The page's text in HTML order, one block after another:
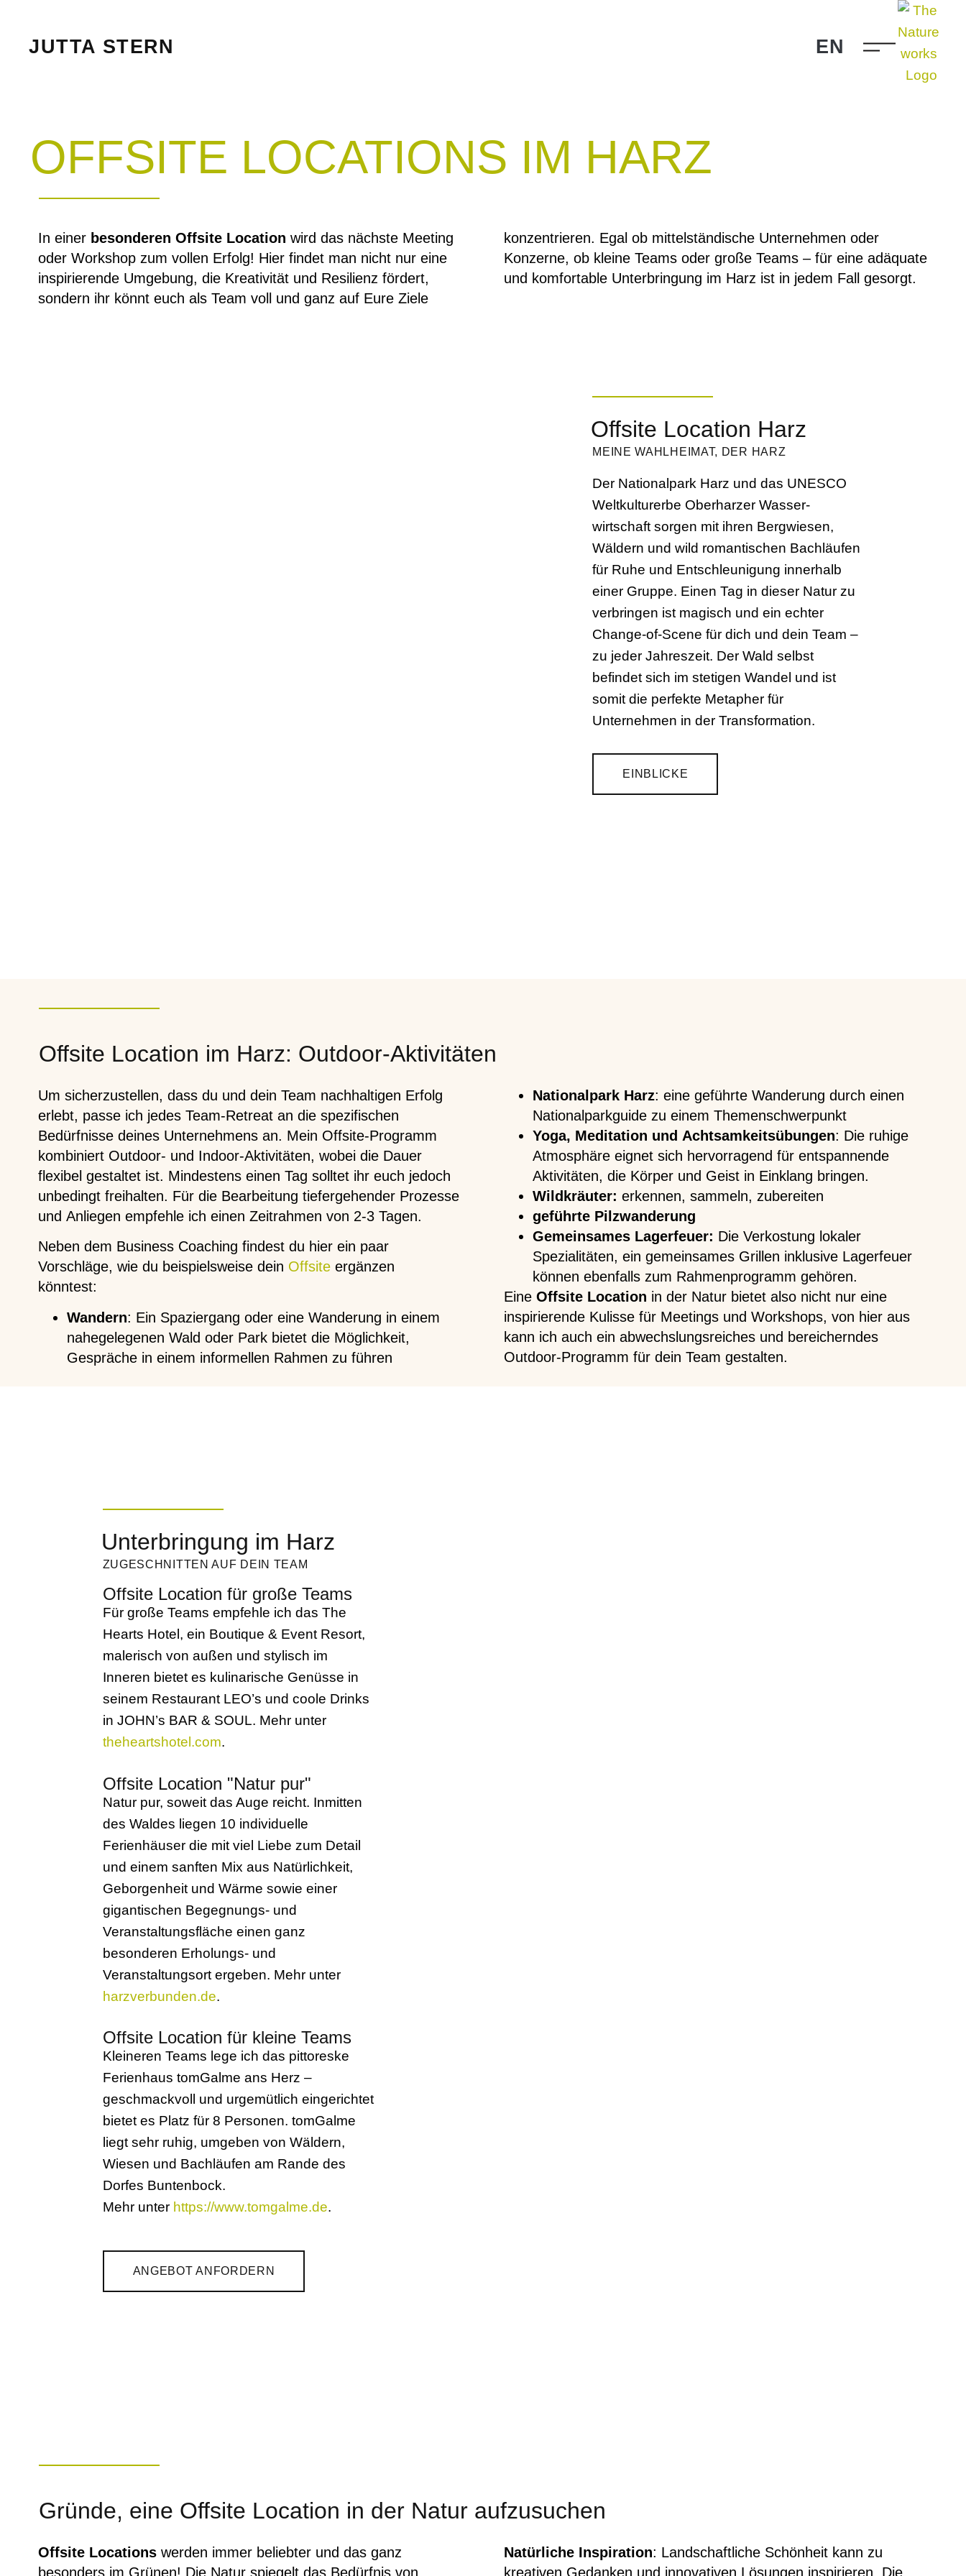
JUTTA STERN EN
OFFSITE LOCATIONS IM HARZ
In einer besonderen Offsite Location wird das nächste Meeting
oder Workshop zum vollen Erfolg! Hier findet man nicht nur eine
inspirierende Umgebung, die Kreativität und Resilienz fördert,
sondern ihr könnt euch als Team voll und ganz auf Eure Ziele
konzentrieren. Egal ob mittelständische Unternehmen oder
Konzerne, ob kleine Teams oder große Teams – für eine adäquate
und komfortable Unterbringung im Harz ist in jedem Fall gesorgt.
Offsite Location Harz
MEINE WAHLHEIMAT, DER HARZ
Der Nationalpark Harz und das UNESCO
Weltkulturerbe Oberharzer Wasser­
wirtschaft sorgen mit ihren Bergwiesen,
Wäldern und wild romantischen Bachläufen
für Ruhe und Entschleunigung innerhalb
einer Gruppe. Einen Tag in dieser Natur zu
verbringen ist magisch und ein echter
Change-of-Scene für dich und dein Team –
zu jeder Jahreszeit. Der Wald selbst
befindet sich im stetigen Wandel und ist
somit die perfekte Metapher für
Unternehmen in der Transformation.
EINBLICKE
Offsite Location im Harz: Outdoor-Aktivitäten
Um sicherzustellen, dass du und dein Team nachhaltigen Erfolg
erlebt, passe ich jedes Team-Retreat an die spezifischen
Bedürfnisse deines Unternehmens an. Mein Offsite-Programm
kombiniert Outdoor- und Indoor-Aktivitäten, wobei die Dauer
flexibel gestaltet ist. Mindestens einen Tag solltet ihr euch jedoch
unbedingt freihalten. Für die Bearbeitung tiefergehender Prozesse
und Anliegen empfehle ich einen Zeitrahmen von 2-3 Tagen.
Neben dem Business Coaching findest du hier ein paar
Vorschläge, wie du beispielsweise dein Offsiteergänzen
könntest:
Wandern: Ein Spaziergang oder eine Wanderung in einem
nahegelegenen Wald oder Park bietet die Möglichkeit,
Gespräche in einem informellen Rahmen zu führen
Nationalpark Harz: eine geführte Wanderung durch einen
Nationalparkguide zu einem Themenschwerpunkt
Yoga, Meditation und Achtsamkeitsübungen: Die ruhige
Atmosphäre eignet sich hervorragend für entspannende
Aktivitäten, die Körper und Geist in Einklang bringen.
Wildkräuter: erkennen, sammeln, zubereiten
geführte Pilzwanderung
Gemeinsames Lagerfeuer: Die Verkostung lokaler
Spezialitäten, ein gemeinsames Grillen inklusive Lagerfeuer
können ebenfalls zum Rahmenprogramm gehören.
Eine Offsite Location in der Natur bietet also nicht nur eine
inspirierende Kulisse für Meetings und Workshops, von hier aus
kann ich auch ein abwechslungsreiches und bereicherndes
Outdoor-Programm für dein Team gestalten.
Unterbringung im Harz
ZUGESCHNITTEN AUF DEIN TEAM
Offsite Location für große Teams
Für große Teams empfehle ich das The
Hearts Hotel, ein Boutique & Event Resort,
malerisch von außen und stylisch im
Inneren bietet es kulinarische Genüsse in
seinem Restaurant LEO’s und coole Drinks
in JOHN’s BAR & SOUL. Mehr unter
theheartshotel.com.
Offsite Location "Natur pur"
Natur pur, soweit das Auge reicht. Inmitten
des Waldes liegen 10 individuelle
Ferienhäuser die mit viel Liebe zum Detail
und einem sanften Mix aus Natürlichkeit,
Geborgenheit und Wärme sowie einer
gigantischen Begegnungs- und
Veranstaltungsfläche einen ganz
besonderen Erholungs- und
Veranstaltungsort ergeben. Mehr unter
harzverbunden.de.
Offsite Location für kleine Teams
Kleineren Teams lege ich das pittoreske
Ferienhaus tomGalme ans Herz –
geschmackvoll und urgemütlich eingerichtet
bietet es Platz für 8 Personen. tomGalme
liegt sehr ruhig, umgeben von Wäldern,
Wiesen und Bachläufen am Rande des
Dorfes Buntenbock.
Mehr unter https://www.tomgalme.de.
ANGEBOT ANFORDERN
Gründe, eine Offsite Location in der Natur aufzusuchen
Offsite Locationswerden immer beliebter und das ganz
besonders im Grünen! Die Natur spiegelt das Bedürfnis von
Natürliche Inspiration: Landschaftliche Schönheit kann zu
kreativen Gedanken und innovativen Lösungen inspirieren. Die